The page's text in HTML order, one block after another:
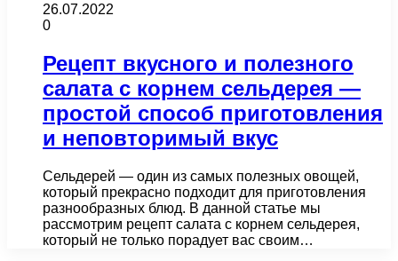
26.07.2022
0
Рецепт вкусного и полезного
салата с корнем сельдерея —
простой способ приготовления
и неповторимый вкус
Сельдерей — один из самых полезных овощей,
который прекрасно подходит для приготовления
разнообразных блюд. В данной статье мы
рассмотрим рецепт салата с корнем сельдерея,
который не только порадует вас своим…